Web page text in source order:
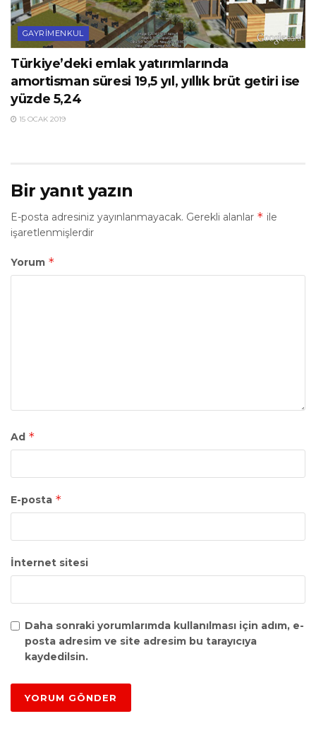
GAYRIMENKUL
Türkiye’deki emlak yatırımlarında
amortisman süresi 19,5 yıl, yıllık brüt getiri ise
yüzde 5,24
15 OCAK 2019
Bir yanıt yazın
E-posta adresiniz yayınlanmayacak. Gerekli alanlar * ile
işaretlenmişlerdir
Yorum *
Ad *
E-posta *
İnternet sitesi
Daha sonraki yorumlarımda kullanılması için adım, e-
posta adresim ve site adresim bu tarayıcıya
kaydedilsin.